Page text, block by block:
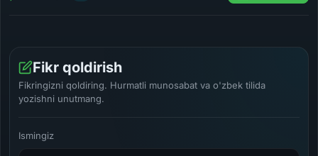
Fikr qoldirish
Fikringizni qoldiring. Hurmatli munosabat va o'zbek tilida
yozishni unutmang.
Ismingiz